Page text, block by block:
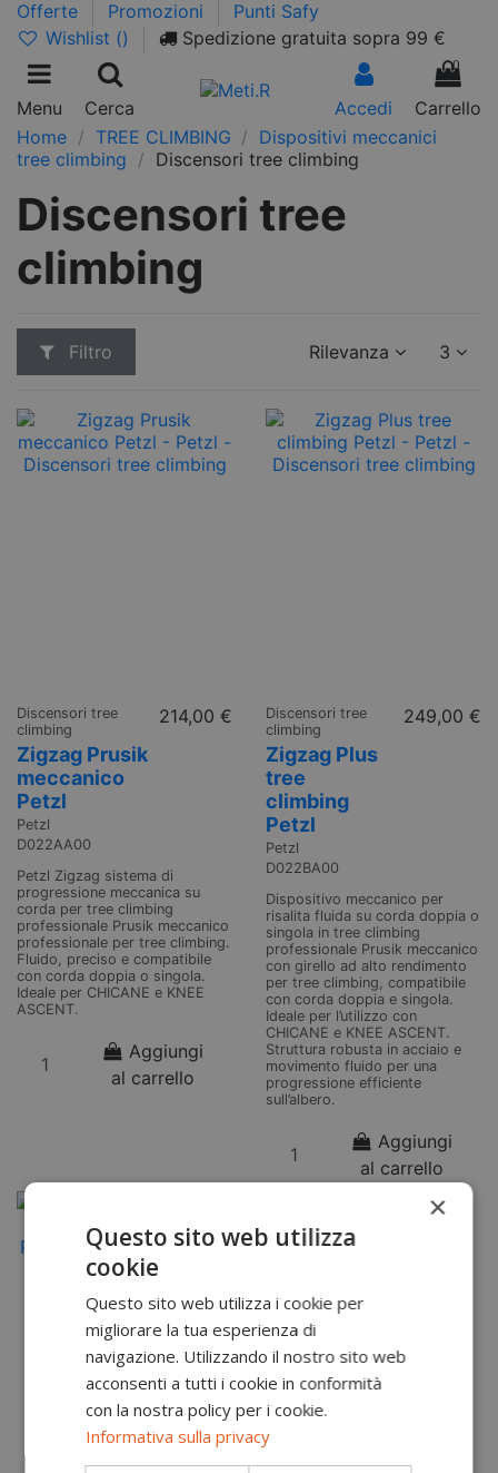
Offerte Promozioni
Punti Safy
Wishlist () Spedizione gratuita sopra 99 €
Menu Cerca Accedi
0
Carrello
Home
TREE CLIMBING
Dispositivi meccanici
tree climbing
Discensori tree climbing
Discensori tree
climbing
Filtro Rilevanza 3
Discensori tree
climbing
Zigzag Prusik
meccanico
Petzl
Petzl
D022AA00
214,00 €
Petzl Zigzag sistema di
progressione meccanica su
corda per tree climbing
professionale Prusik meccanico
professionale per tree climbing.
Fluido, preciso e compatibile
con corda doppia o singola.
Ideale per CHICANE e KNEE
ASCENT.
Aggiungi
al carrello
Discensori tree
climbing
Zigzag Plus
tree
climbing
Petzl
Petzl
D022BA00
249,00 €
Dispositivo meccanico per
risalita fluida su corda doppia o
singola in tree climbing
professionale Prusik meccanico
con girello ad alto rendimento
per tree climbing, compatibile
con corda doppia e singola.
Ideale per l’utilizzo con
CHICANE e KNEE ASCENT.
Struttura robusta in acciaio e
movimento fluido per una
progressione efficiente
sull’albero.
Aggiungi
al carrello
×
Questo sito web utilizza
cookie
Questo sito web utilizza i cookie per
migliorare la tua esperienza di
navigazione. Utilizzando il nostro sito web
acconsenti a tutti i cookie in conformità
con la nostra policy per i cookie.
Informativa sulla privacy